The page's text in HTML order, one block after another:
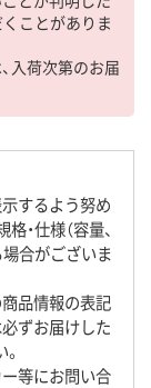
ことがありま
入荷次第のお届
するよう努め
・仕様（容量、
場合がございま
品情報の表記
ずお届けした
等にお問い合